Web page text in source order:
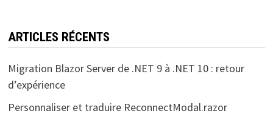
ARTICLES RÉCENTS
Migration Blazor Server de .NET 9 à .NET 10 : retour
d’expérience
Personnaliser et traduire ReconnectModal.razor